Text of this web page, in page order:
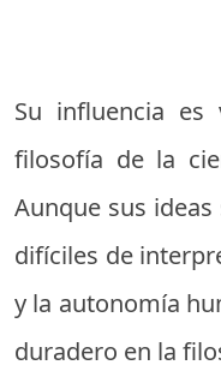
Su influencia es
filosofía de la
Aunque sus
difíciles de
y la autonomía
duradero en la